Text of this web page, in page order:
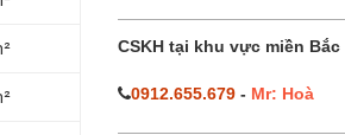
CSKH tại khu vực miền Bắc
0912.655.679- Mr: Hoà